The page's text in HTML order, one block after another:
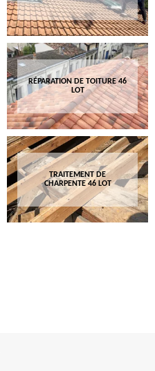
RÉPARATION DE TOITURE 46
LOT
TRAITEMENT DE
CHARPENTE 46 LOT